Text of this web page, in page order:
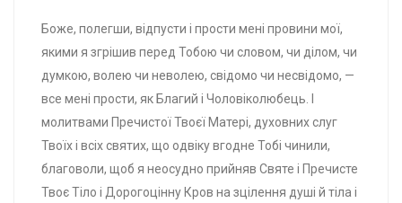
Боже, полегши, відпусти і прости мені провини мої,
якими я згрішив перед Тобою чи словом, чи ділом, чи
думкою, волею чи неволею, свідомо чи несвідомо, —
все мені прости, як Благий і Чоловіколюбець. І
молитвами Пречистої Твоєї Матері, духовних слуг
Твоїх і всіх святих, що одвіку вгодне Тобі чинили,
благоволи, щоб я неосудно прийняв Святе і Пречисте
Твоє Тіло і Дорогоцінну Кров на зцілення душі й тіла і